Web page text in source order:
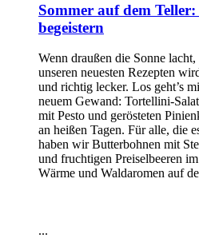
Sommer auf dem Teller:
begeistern
Wenn draußen die Sonne
unseren neuesten Rezepten
und richtig lecker. Los geht’s
neuem Gewand: Tortellini-
mit Pesto und gerösteten
an heißen Tagen. Für alle, die
haben wir Butterbohnen mit
und fruchtigen Preiselbeeren
Wärme und Waldaromen auf
...